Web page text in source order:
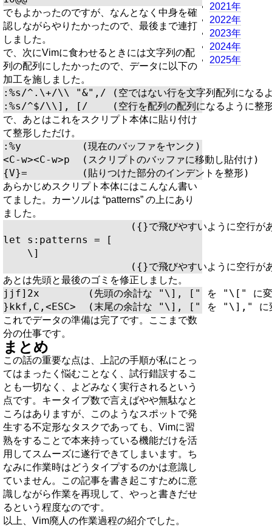
でもよかったのですが、なんとなく中身を確
認しながらやりたかったので、最後まで連打
しました。
で、次にVimに食わせるときには文字列の配
列の配列にしたかったので、データに以下の
加工を施しました。
:%s/^.\+/\\ "&",/ (空ではない行を文字列配列になる
で、あとはこれをスクリプト本体に貼り付け
て整形しただけ。
:%y          (現在のバッファをヤンク)
<C-w><C-w>p  (スクリプトのバッファに移動し貼付け)
あらかじめスクリプト本体にはこんなん書い
てました。カーソルは “patterns” の上にあり
ました。
({}で飛びやすいように空行が
let s:patterns = [
    \]
あとは先頭と最後のゴミを修正しました。
jjf]2x        (先頭の余計な "\], [" を "\[" に変
これでデータの準備は完了です。ここまで数
分の仕事です。
まとめ
この話の重要な点は、上記の手順が私にとっ
てはまったく悩むことなく、試行錯誤するこ
とも一切なく、よどみなく実行されるという
点です。キータイプ数で言えばやや無駄なと
ころはありますが、このようなスポットで発
生する不定形なタスクであっても、Vimに習
熟をすることで本来持っている機能だけを活
用してスムーズに遂行できてしまいます。ち
なみに作業時はどうタイプするのかは意識し
ていません。この記事を書き起こすために意
識しながら作業を再現して、やっと書きだせ
るという程度なのです。
以上、Vim廃人の作業過程の紹介でした。
2021年
2022年
2023年
2024年
2025年